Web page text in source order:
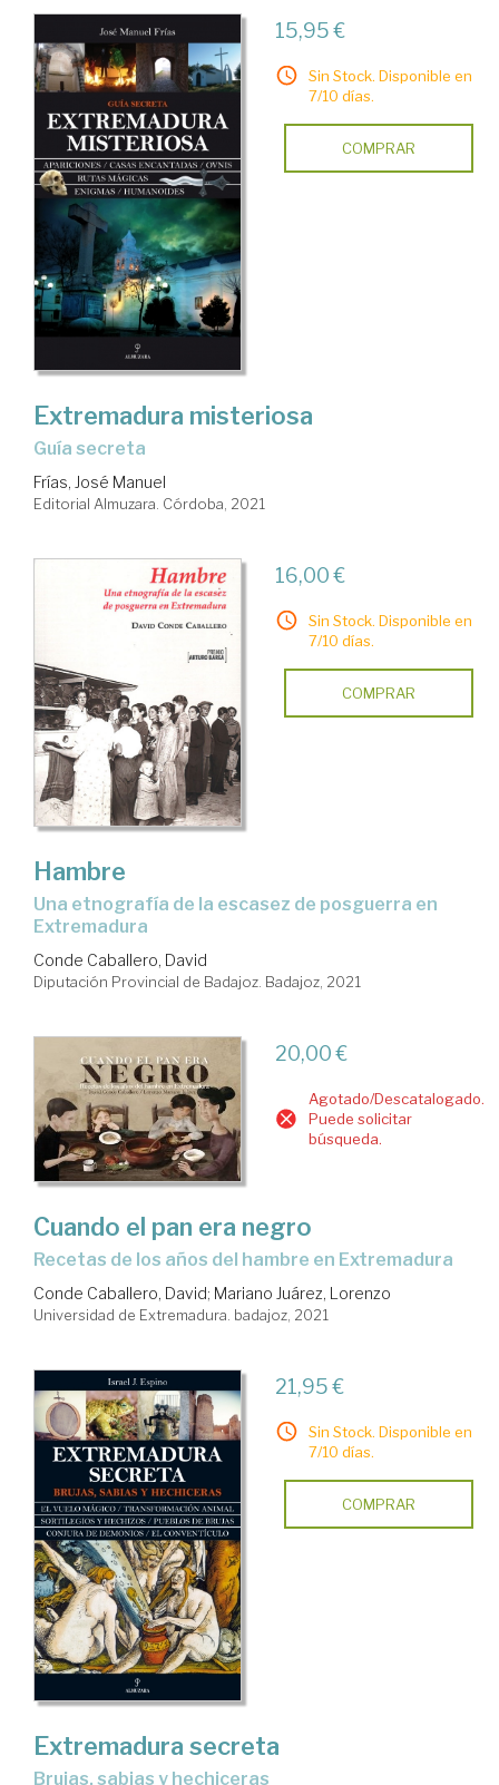
15,95 €
Sin Stock. Disponible en
7/10 días.
COMPRAR
Extremadura misteriosa
guía secreta
Frías, José Manuel
Editorial Almuzara. Córdoba, 2021
16,00 €
Sin Stock. Disponible en
7/10 días.
COMPRAR
Hambre
una etnografía de la escasez de posguerra en
Extremadura
Conde Caballero, David
Diputación Provincial de Badajoz. Badajoz, 2021
20,00 €
Agotado/Descatalogado.
Puede solicitar
búsqueda.
Cuando el pan era negro
recetas de los años del hambre en Extremadura
Conde Caballero, David; Mariano Juárez, Lorenzo
Universidad de Extremadura. badajoz, 2021
21,95 €
Sin Stock. Disponible en
7/10 días.
COMPRAR
Extremadura secreta
brujas, sabias y hechiceras